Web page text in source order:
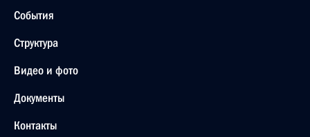
Состоится рабочая поездка Владимира Путина
в Архангельск
Рабочая встреча с губернатором Архангельской
области Игорем Орловым